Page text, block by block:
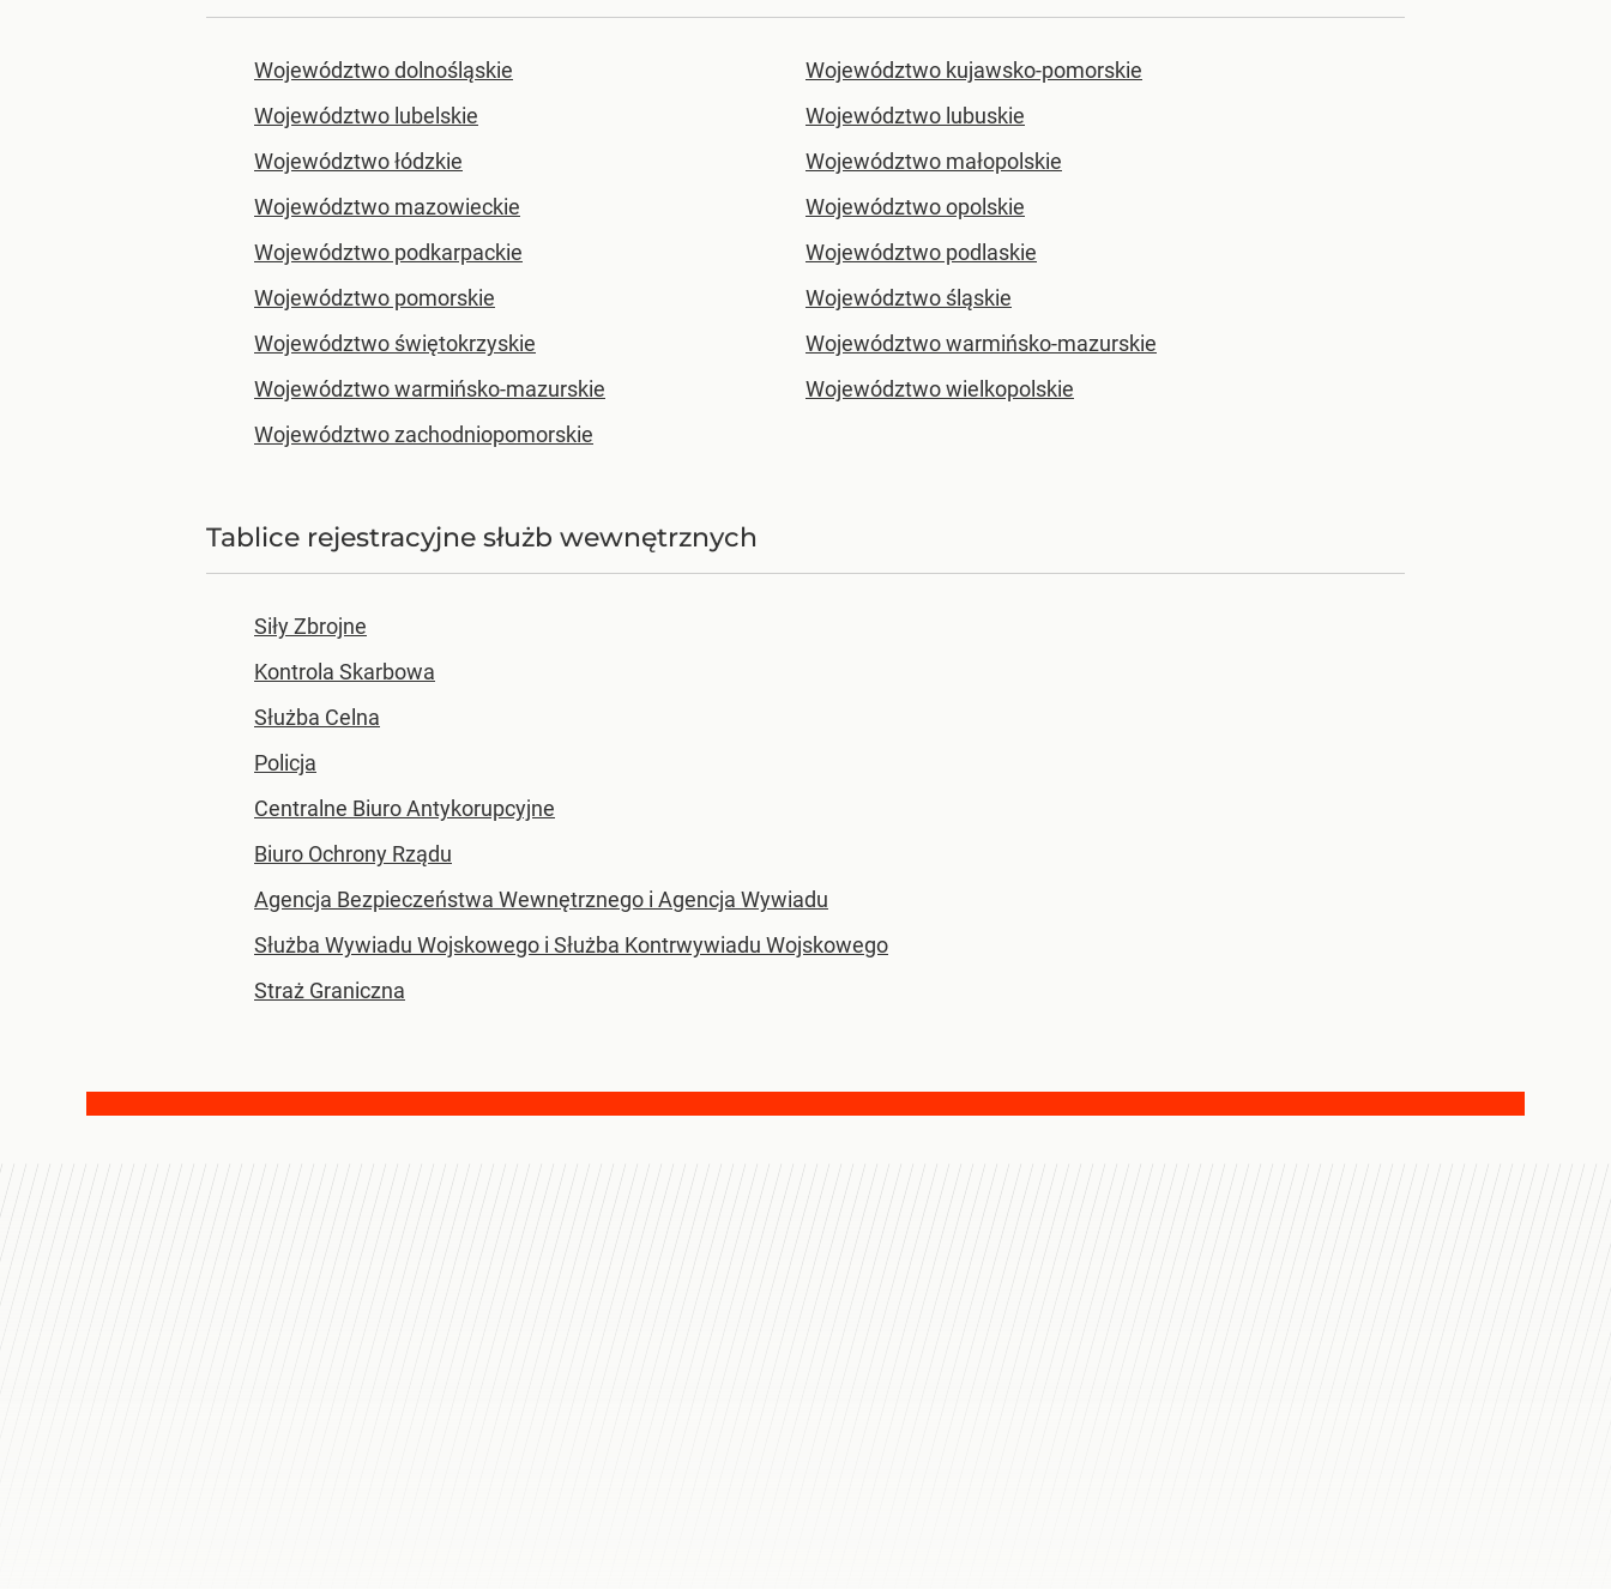
Województwo dolnośląskie
Województwo kujawsko-pomorskie
Województwo lubelskie
Województwo lubuskie
Województwo łódzkie
Województwo małopolskie
Województwo mazowieckie
Województwo opolskie
Województwo podkarpackie
Województwo podlaskie
Województwo pomorskie
Województwo śląskie
Województwo świętokrzyskie
Województwo warmińsko-mazurskie
Województwo warmińsko-mazurskie
Województwo wielkopolskie
Województwo zachodniopomorskie
Tablice rejestracyjne służb wewnętrznych
Siły Zbrojne
Kontrola Skarbowa
Służba Celna
Policja
Centralne Biuro Antykorupcyjne
Biuro Ochrony Rządu
Agencja Bezpieczeństwa Wewnętrznego i Agencja Wywiadu
Służba Wywiadu Wojskowego i Służba Kontrwywiadu Wojskowego
Straż Graniczna